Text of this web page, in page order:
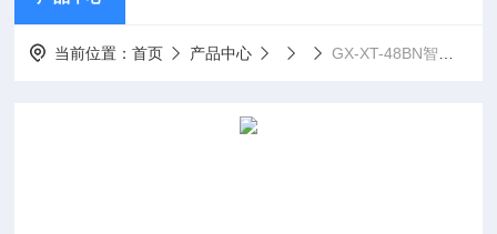
当前位置：首页 产品中心 GX-XT-48BN智能白度测定仪 打印型白度仪